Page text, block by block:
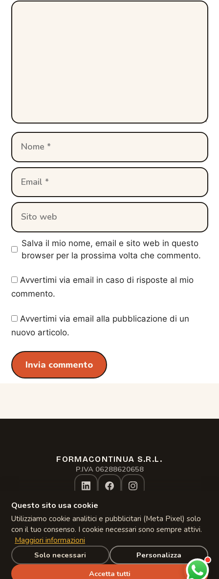
Questo sito usa cookie
Utilizziamo cookie analitici e pubblicitari (Meta Pixel) solo
con il tuo consenso. I cookie necessari sono sempre attivi.
Maggiori informazioni
Solo necessari
Personalizza
Accetta tutti
Commento
Nome
Email
Sito
web
Salva il mio nome, email e sito web in questo
browser per la prossima volta che commento.
Avvertimi via email in caso di risposte al mio
commento.
Avvertimi via email alla pubblicazione di un
nuovo articolo.
Assistente formacontinua.it
Online · risponde subito
FORMACONTINUA S.R.L.
P.IVA 06288620658
Privacy Policy
Copyright 2024–2026
© 2026 formacontinua.it